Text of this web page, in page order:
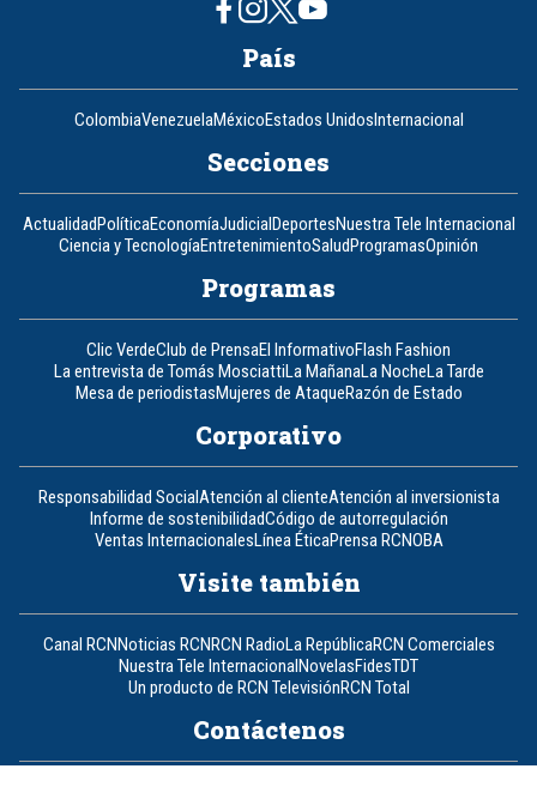
País
ColombiaVenezuelaMéxicoEstados UnidosInternacional
Secciones
ActualidadPolíticaEconomíaJudicialDeportesNuestra Tele Internacional
Ciencia y TecnologíaEntretenimientoSaludProgramasOpinión
Programas
Clic VerdeClub de PrensaEl InformativoFlash Fashion
La entrevista de Tomás MosciattiLa MañanaLa NocheLa Tarde
Mesa de periodistasMujeres de AtaqueRazón de Estado
Corporativo
Responsabilidad SocialAtención al clienteAtención al inversionista
Informe de sostenibilidadCódigo de autorregulación
Ventas InternacionalesLínea ÉticaPrensa RCNOBA
Visite también
Canal RCNNoticias RCNRCN RadioLa RepúblicaRCN Comerciales
Nuestra Tele InternacionalNovelasFidesTDT
Un producto de RCN TelevisiónRCN Total
Contáctenos